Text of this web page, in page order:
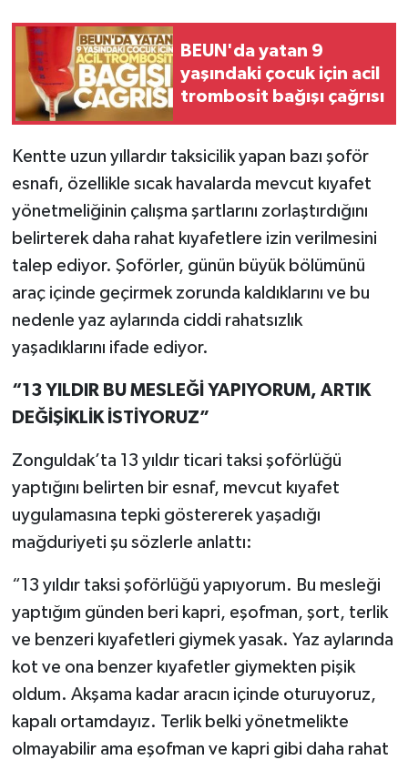
BEUN'da yatan 9
yaşındaki çocuk için acil
trombosit bağışı çağrısı
Kentte uzun yıllardır taksicilik yapan bazı şoför
esnafı, özellikle sıcak havalarda mevcut kıyafet
yönetmeliğinin çalışma şartlarını zorlaştırdığını
belirterek daha rahat kıyafetlere izin verilmesini
talep ediyor. Şoförler, günün büyük bölümünü
araç içinde geçirmek zorunda kaldıklarını ve bu
nedenle yaz aylarında ciddi rahatsızlık
yaşadıklarını ifade ediyor.
“13 YILDIR BU MESLEĞİ YAPIYORUM, ARTIK
DEĞİŞİKLİK İSTİYORUZ”
Zonguldak’ta 13 yıldır ticari taksi şoförlüğü
yaptığını belirten bir esnaf, mevcut kıyafet
uygulamasına tepki göstererek yaşadığı
mağduriyeti şu sözlerle anlattı:
“13 yıldır taksi şoförlüğü yapıyorum. Bu mesleği
yaptığım günden beri kapri, eşofman, şort, terlik
ve benzeri kıyafetleri giymek yasak. Yaz aylarında
kot ve ona benzer kıyafetler giymekten pişik
oldum. Akşama kadar aracın içinde oturuyoruz,
kapalı ortamdayız. Terlik belki yönetmelikte
olmayabilir ama eşofman ve kapri gibi daha rahat